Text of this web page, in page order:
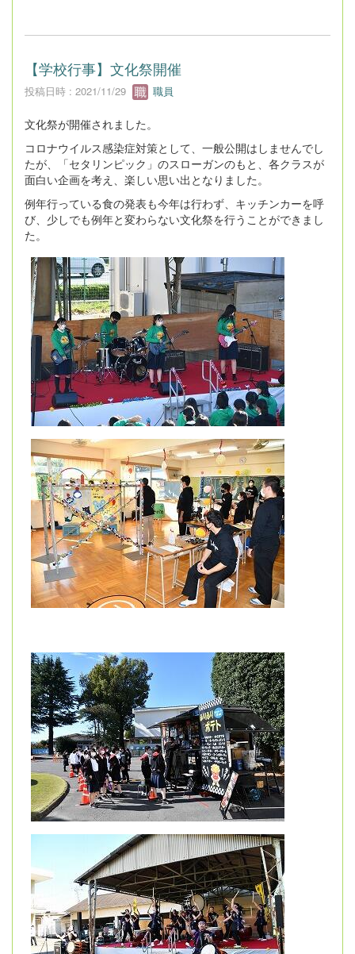
【学校行事】文化祭開催
投稿日時 : 2021/11/29 職員
文化祭が開催されました。
コロナウイルス感染症対策として、一般公開はしませんでし
たが、「セタリンピック」のスローガンのもと、各クラスが
面白い企画を考え、楽しい思い出となりました。
例年行っている食の発表も今年は行わず、キッチンカーを呼
び、少しでも例年と変わらない文化祭を行うことができまし
た。